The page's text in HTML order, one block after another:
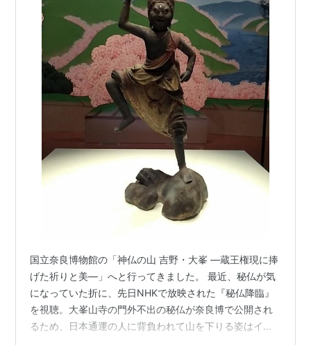
国立奈良博物館の「神仏の山 吉野・大峯 ―蔵王権現に捧
げた祈りと美―」へと行ってきました。 最近、秘仏が気
になっていた折に、先日NHKで放映された『秘仏降臨』
を視聴。大峯山寺の門外不出の秘仏が奈良博で公開され
るため、日本通運の人に背負われて山を下りる姿はイン